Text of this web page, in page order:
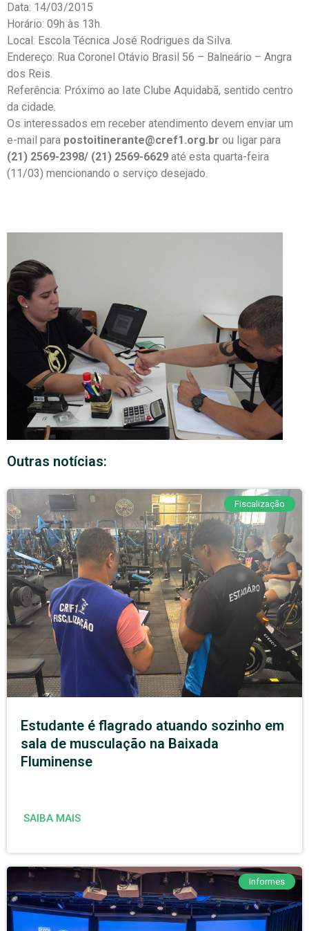
Data: 14/03/2015
Horário: 09h às 13h.
Local: Escola Técnica José Rodrigues da Silva.
Endereço: Rua Coronel Otávio Brasil 56 – Balneário – Angra
dos Reis.
Referência: Próximo ao Iate Clube Aquidabã, sentido centro
da cidade.
Os interessados em receber atendimento devem enviar um
e-mail para postoitinerante@cref1.org.br ou ligar para
(21) 2569-2398/ (21) 2569-6629 até esta quarta-feira
(11/03) mencionando o serviço desejado.
Outras notícias:
Fiscalização
Estudante é flagrado atuando sozinho em
sala de musculação na Baixada
Fluminense
SAIBA MAIS
Informes